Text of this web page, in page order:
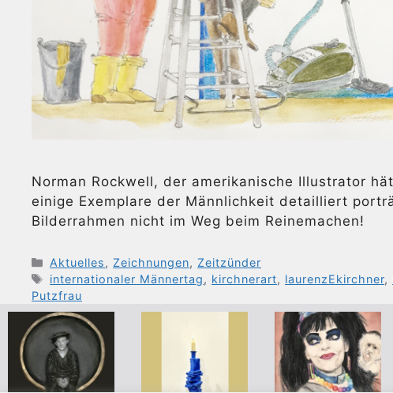
Norman Rockwell, der amerikanische Illustrator
einige Exemplare der Männlichkeit detailliert
Bilderrahmen nicht im Weg beim Reinemachen!
Kategorien
Aktuelles, Zeichnungen, Zeitzünder
Schlagwörter
internationaler Männertag, kirchnerart, laurenzEkirchner,
Putzfrau